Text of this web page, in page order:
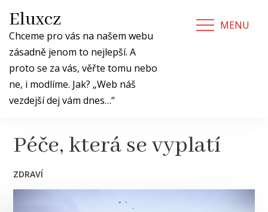
content
Eluxcz
Chceme pro vás na našem webu
zásadně jenom to nejlepší. A
proto se za vás, věřte tomu nebo
ne, i modlíme. Jak? „Web náš
vezdejší dej vám dnes…“
MENU
Péče, která se vyplatí
ZDRAVÍ